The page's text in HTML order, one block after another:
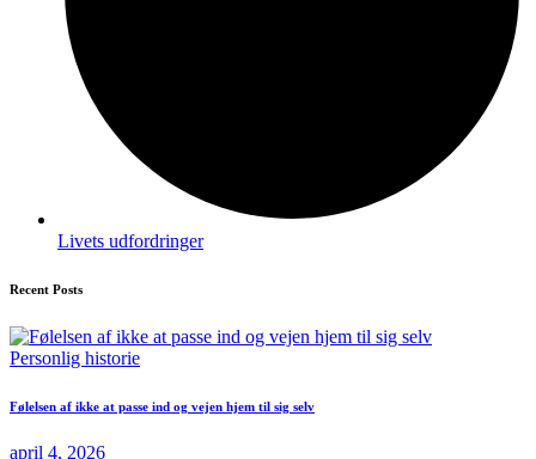
Livets udfordringer
Recent Posts
Personlig historie
Følelsen af ikke at passe ind og vejen hjem til sig selv
april 4, 2026